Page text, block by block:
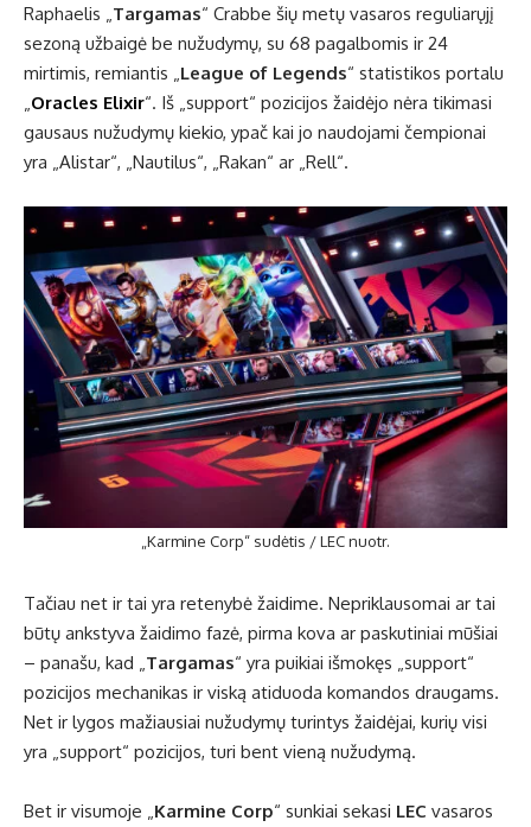
Raphaelis „ Targamas“ Crabbe šių metų vasaros reguliarųjį
sezoną užbaigė be nužudymų, su 68 pagalbomis ir 24
mirtimis, remiantis „ League of Legends“ statistikos portalu
Oracles Elixir“. Iš „support“ pozicijos žaidėjo nėra tikimasi
gausaus nužudymų kiekio, ypač kai jo naudojami čempionai
yra „Alistar“, „Nautilus“, „Rakan“ ar „Rell“.
„Karmine Corp“ sudėtis / LEC nuotr.
Tačiau net ir tai yra retenybė žaidime. Nepriklausomai ar tai
būtų ankstyva žaidimo fazė, pirma kova ar paskutiniai mūšiai
– panašu, kad „ Targamas“ yra puikiai išmokęs „support“
pozicijos mechanikas ir viską atiduoda komandos draugams.
Net ir lygos mažiausiai nužudymų turintys žaidėjai, kurių visi
yra „support“ pozicijos, turi bent vieną nužudymą.
Bet ir visumoje „ Karmine Corp“ sunkiai sekasi LEC vasaros